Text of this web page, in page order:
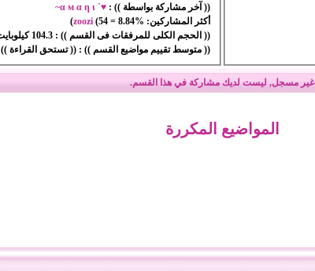
(( آخر مشاركة بواسطة )) : ♥` α м α η ι~
أكثر المشاركين:
zoozi (54 = 8.84%
)
(( الحجم الكلى للمرفقات فى القسم )) : 104.3 كيلوبايت
(( متوسط تقييم مواضيع القسم )) : (( تستحق القراءة ))
غير مسجل, ليست لديك مشاركة في هذا القسم.
المواضيع المكررة